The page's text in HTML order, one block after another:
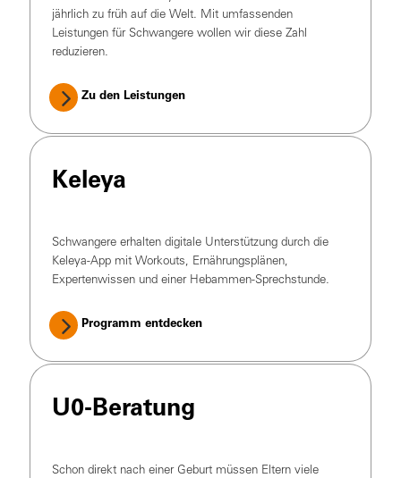
jährlich zu früh auf die Welt. Mit umfassenden
Leistungen für Schwangere wollen wir diese Zahl
reduzieren.
Zu den Leistungen
Keleya
Schwangere erhalten digitale Unterstützung durch die
Keleya-App mit Workouts, Ernährungsplänen,
Expertenwissen und einer Hebammen-Sprechstunde.
Programm entdecken
U0-Beratung
Schon direkt nach einer Geburt müssen Eltern viele